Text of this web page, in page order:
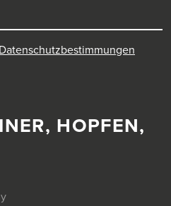
HOPFEN,
Datenschutzbestimmungen